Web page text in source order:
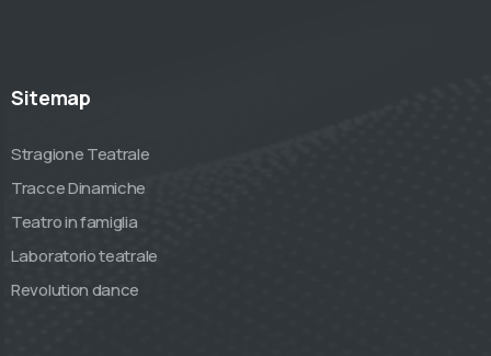
Sitemap
Stragione Teatrale
Tracce Dinamiche
Teatro in famiglia
Laboratorio teatrale
Revolution dance